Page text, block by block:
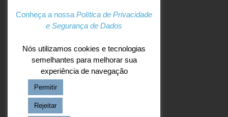
+55 (17) 3354 7000
agostiniano@csj.g12.br
REDES SOCIAIS
Facebook
Instagram
Conheça a nossa Política de Privacidade
e Segurança de Dados
Nós utilizamos cookies e tecnologias
semelhantes para melhorar sua
experiência de navegação
Permitir
Rejeitar